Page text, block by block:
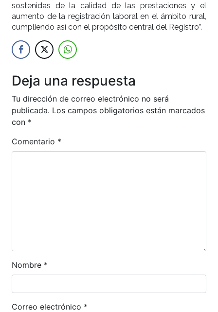
sostenidas de la calidad de las prestaciones y el
aumento de la registración laboral en el ámbito rural,
cumpliendo así con el propósito central del Registro”.
Deja una respuesta
Tu dirección de correo electrónico no será
publicada. Los campos obligatorios están marcados
con *
Comentario *
Nombre *
Correo electrónico *